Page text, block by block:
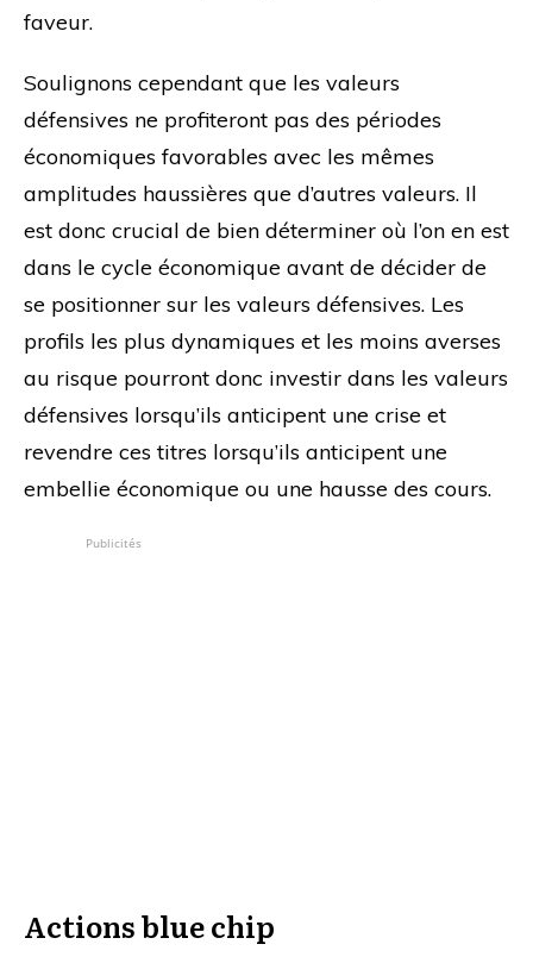
faveur.
Soulignons cependant que les valeurs
défensives ne profiteront pas des périodes
économiques favorables avec les mêmes
amplitudes haussières que d’autres valeurs. Il
est donc crucial de bien déterminer où l’on en est
dans le cycle économique avant de décider de
se positionner sur les valeurs défensives. Les
profils les plus dynamiques et les moins averses
au risque pourront donc investir dans les valeurs
défensives lorsqu’ils anticipent une crise et
revendre ces titres lorsqu’ils anticipent une
embellie économique ou une hausse des cours.
Publicités
Actions blue chip